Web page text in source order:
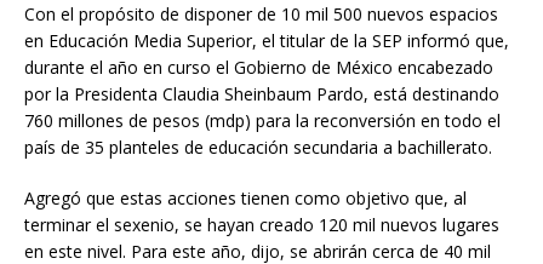
Con el propósito de disponer de 10 mil 500 nuevos espacios
en Educación Media Superior, el titular de la SEP informó que,
durante el año en curso el Gobierno de México encabezado
por la Presidenta Claudia Sheinbaum Pardo, está destinando
760 millones de pesos (mdp) para la reconversión en todo el
país de 35 planteles de educación secundaria a bachillerato.
Agregó que estas acciones tienen como objetivo que, al
terminar el sexenio, se hayan creado 120 mil nuevos lugares
en este nivel. Para este año, dijo, se abrirán cerca de 40 mil